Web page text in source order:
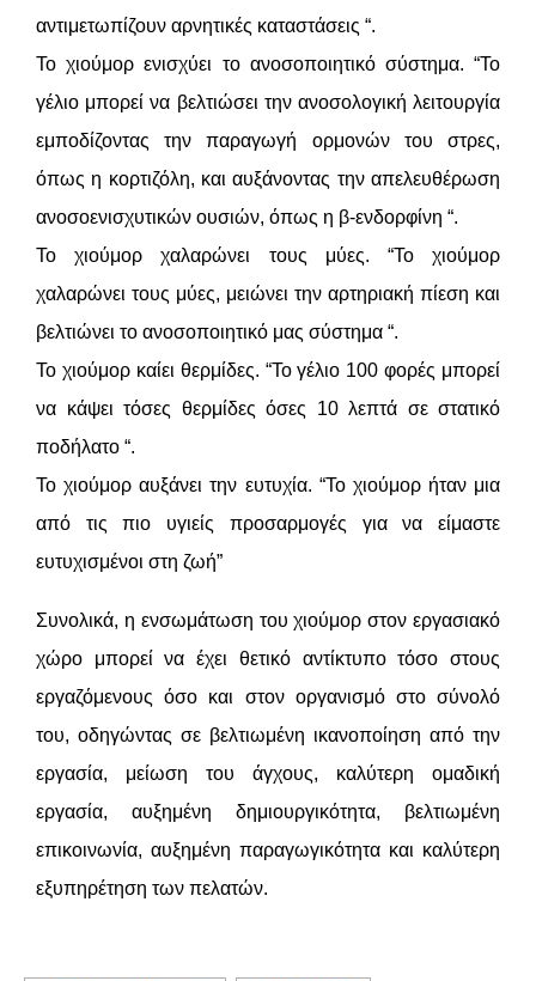
αντιμετωπίζουν αρνητικές καταστάσεις “.
Το χιούμορ ενισχύει το ανοσοποιητικό σύστημα. “Το
γέλιο μπορεί να βελτιώσει την ανοσολογική λειτουργία
εμποδίζοντας την παραγωγή ορμονών του στρες,
όπως η κορτιζόλη, και αυξάνοντας την απελευθέρωση
ανοσοενισχυτικών ουσιών, όπως η β-ενδορφίνη “.
Το χιούμορ χαλαρώνει τους μύες. “Το χιούμορ
χαλαρώνει τους μύες, μειώνει την αρτηριακή πίεση και
βελτιώνει το ανοσοποιητικό μας σύστημα “.
Το χιούμορ καίει θερμίδες. “Το γέλιο 100 φορές μπορεί
να κάψει τόσες θερμίδες όσες 10 λεπτά σε στατικό
ποδήλατο “.
Το χιούμορ αυξάνει την ευτυχία. “Το χιούμορ ήταν μια
από τις πιο υγιείς προσαρμογές για να είμαστε
ευτυχισμένοι στη ζωή”
Συνολικά, η ενσωμάτωση του χιούμορ στον εργασιακό
χώρο μπορεί να έχει θετικό αντίκτυπο τόσο στους
εργαζόμενους όσο και στον οργανισμό στο σύνολό
του, οδηγώντας σε βελτιωμένη ικανοποίηση από την
εργασία, μείωση του άγχους, καλύτερη ομαδική
εργασία, αυξημένη δημιουργικότητα, βελτιωμένη
επικοινωνία, αυξημένη παραγωγικότητα και καλύτερη
εξυπηρέτηση των πελατών.